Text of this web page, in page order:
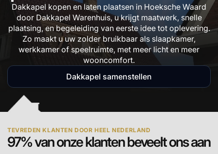
Dakkapel kopen en laten plaatsen in Hoeksche Waard
door Dakkapel Warenhuis, u krijgt maatwerk, snelle
plaatsing, en begeleiding van eerste idee tot oplevering.
Zo maakt u uw zolder bruikbaar als slaapkamer,
werkkamer of speelruimte, met meer licht en meer
wooncomfort.
Dakkapel samenstellen
TEVREDEN KLANTEN DOOR HEEL NEDERLAND
97% van onze klanten beveelt ons aan